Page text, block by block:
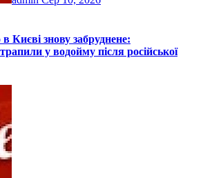
Києві знову забруднене:
у водойму після російської